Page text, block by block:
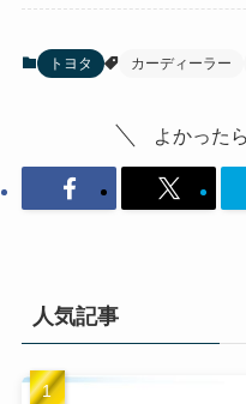
トヨタ カーディーラー
よかった
人気記事